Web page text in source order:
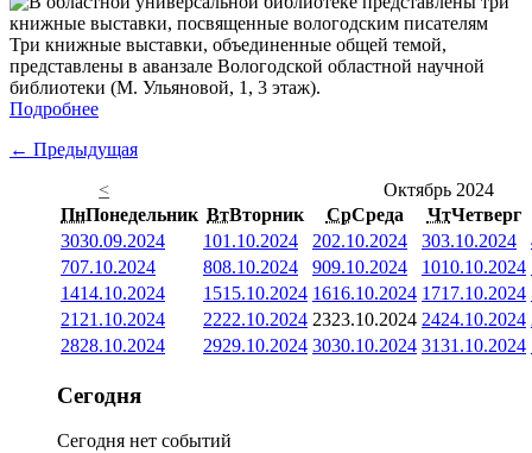
Три книжные выставки, объединенные общей темой,
представлены в аванзале Вологодской областной научной
библиотеки (М. Ульяновой, 1, 3 этаж).
Подробнее
← Предыдущая
<
Октябрь 2024
ПнПонедельник ВтВторник СрСреда ЧтЧетверг
3030.09.2024 101.10.2024 202.10.2024 303.10.2024
707.10.2024 808.10.2024 909.10.2024 1010.10.2024
1414.10.2024 1515.10.2024 1616.10.2024 1717.10.2024
21 21.10.2024 2222.10.2024 2323.10.2024 2424.10.2024
2828.10.2024 2929.10.2024 3030.10.2024 3131.10.2024
Сегодня
Сегодня нет событий